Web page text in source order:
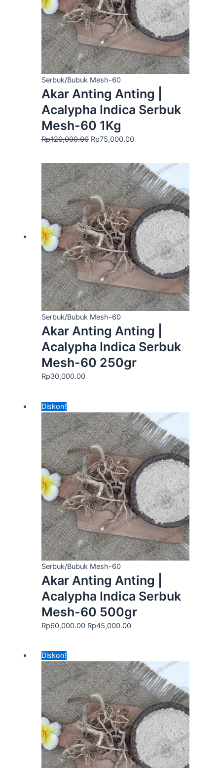
Serbuk/Bubuk Mesh-60
Akar Anting Anting |
Acalypha Indica Serbuk
Mesh-60 1Kg
Rp120,000.00 Rp75,000.00
Serbuk/Bubuk Mesh-60
Akar Anting Anting |
Acalypha Indica Serbuk
Mesh-60 250gr
Rp30,000.00
Diskon!
Serbuk/Bubuk Mesh-60
Akar Anting Anting |
Acalypha Indica Serbuk
Mesh-60 500gr
Rp60,000.00
aslinya
adalah:
Rp60,000.00.
Rp45,000.00
saat
ini
adalah:
Rp45,000.00.
Diskon!
aslinya
adalah:
Rp140,000.00.
saat
ini
adalah:
Rp95,000.00.